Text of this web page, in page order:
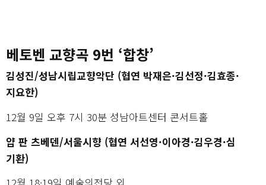
베토벤 교향곡 9번 ‘합창’
김성진/성남시립교향악단 (협연 박재은·김선정·김효종·
지요한)
12월 9일 오후 7시 30분 성남아트센터 콘서트홀
얍 판 츠베덴/서울시향 (협연 서선영·이아경·김우경·심
기환)